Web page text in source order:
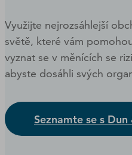
Využijte nejrozsáhlejší
světě, které vám
vyznat se v měnících se
abyste dosáhli svých
Seznamte se s